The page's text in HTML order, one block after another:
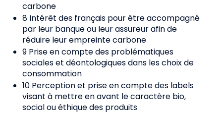
carbone
8 Intérêt des français pour être accompagné
par leur banque ou leur assureur afin de
réduire leur empreinte carbone
9 Prise en compte des problématiques
sociales et déontologiques dans les choix de
consommation
10 Perception et prise en compte des labels
visant à mettre en avant le caractère bio,
social ou éthique des produits